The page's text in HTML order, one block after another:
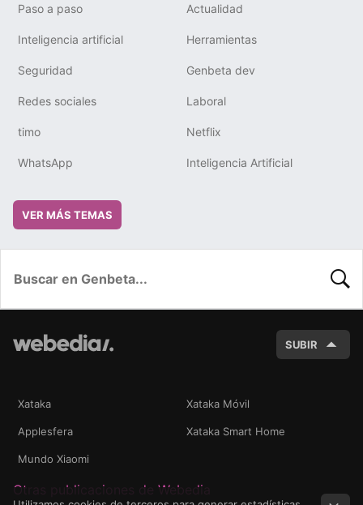
Paso a paso Actualidad
Inteligencia artificial Herramientas
Seguridad Genbeta dev
Redes sociales Laboral
timo Netflix
WhatsApp Inteligencia Artificial
VER MÁS TEMAS
SUBIR
Xataka Xataka Móvil
Applesfera Xataka Smart Home
Mundo Xiaomi
Otras publicaciones de Webedia